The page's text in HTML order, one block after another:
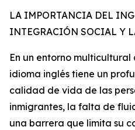
LA IMPORTANCIA DEL
INTEGRACIÓN SOCIAL Y
En un entorno
idioma inglés tiene un
calidad de vida de las
inmigrantes, la falta de
una barrera que limita su